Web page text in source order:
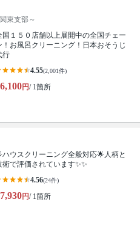
東支部～
国１５０店舗以上展開中の全国チェー
！お風呂クリーニング！日本おそうじ
行
4.55(2,001件)
円/ 1箇所
ハウスクリーニング全般対応🌟人柄と
術で評価されています✨✨
4.56(24件)
円/ 1箇所